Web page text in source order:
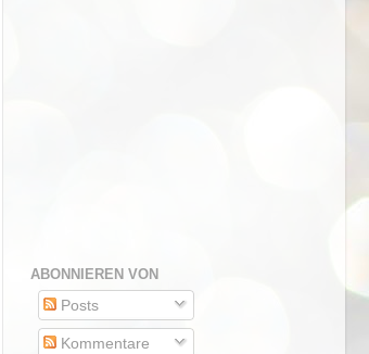
ABONNIEREN VON
Posts
Kommentare